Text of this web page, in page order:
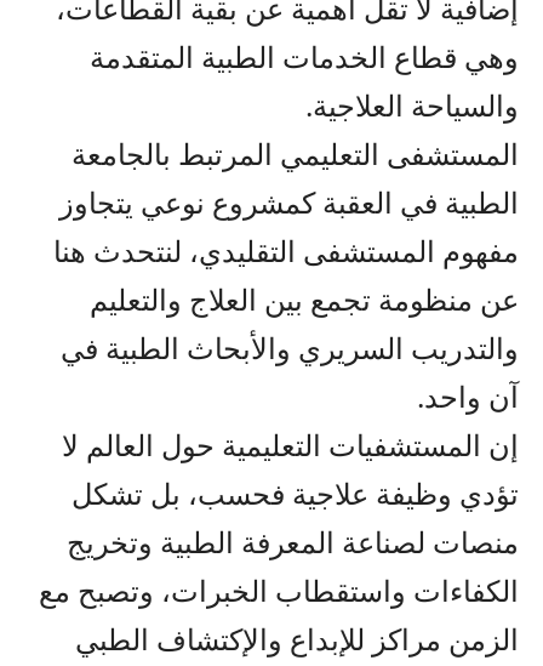
إضافية لا تقل أهمية عن بقية القطاعات،
وهي قطاع الخدمات الطبية المتقدمة
والسياحة العلاجية.
المستشفى التعليمي المرتبط بالجامعة
الطبية في العقبة كمشروع نوعي يتجاوز
مفهوم المستشفى التقليدي، لنتحدث هنا
عن منظومة تجمع بين العلاج والتعليم
والتدريب السريري والأبحاث الطبية في
آن واحد.
إن المستشفيات التعليمية حول العالم لا
تؤدي وظيفة علاجية فحسب، بل تشكل
منصات لصناعة المعرفة الطبية وتخريج
الكفاءات واستقطاب الخبرات، وتصبح مع
الزمن مراكز للإبداع والإكتشاف الطبي